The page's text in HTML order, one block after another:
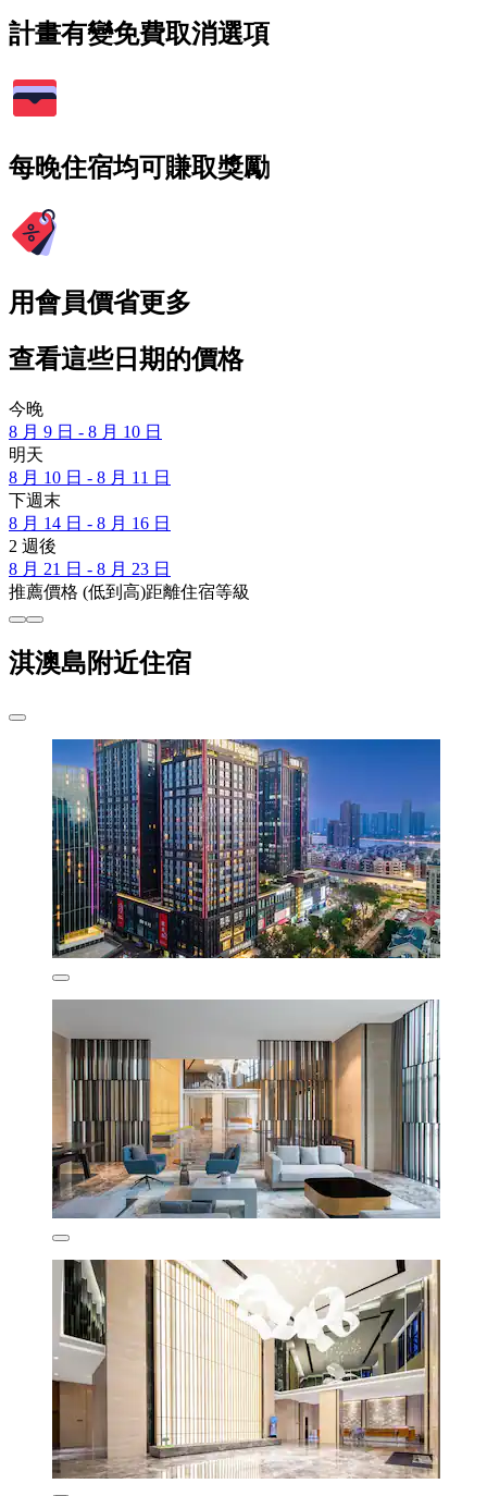
計畫有變免費取消選項
每晚住宿均可賺取獎勵
用會員價省更多
查看這些日期的價格
今晚
8 月 9 日 - 8 月 10 日
明天
8 月 10 日 - 8 月 11 日
下週末
8 月 14 日 - 8 月 16 日
2 週後
8 月 21 日 - 8 月 23 日
推薦價格 (低到高)距離住宿等級
淇澳島附近住宿